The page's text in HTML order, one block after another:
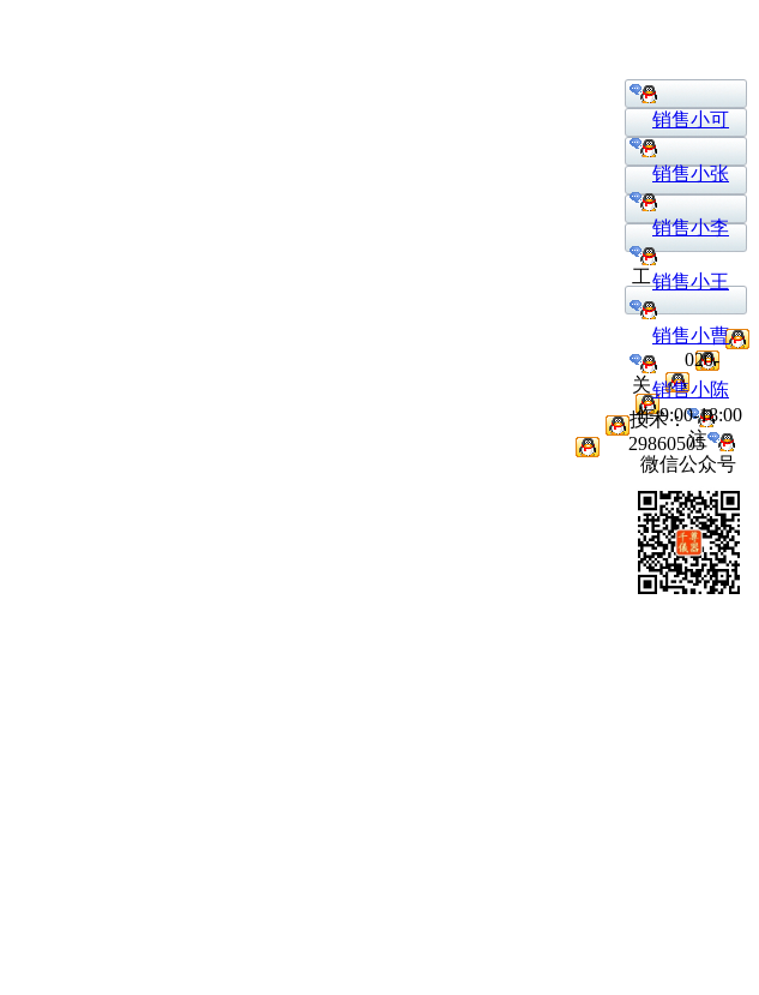
销售小可
销售小张
销售小李
销售小王
销售小曹
销售小陈
工
作:9:00-18:00
技术：
020-
29860505
关
注
微信公众号